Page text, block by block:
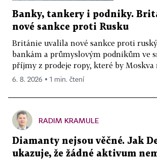
Banky, tankery i podniky.
nové sankce proti Rusku
Británie uvalila nové sankce proti
bankám a průmyslovým podnikům ve
příjmy z prodeje ropy, které by Moskva
6. 8. 2026 ▪ 1 min. čtení
RADIM KRAMULE
Diamanty nejsou věčné. Jak
ukazuje, že žádné aktivum